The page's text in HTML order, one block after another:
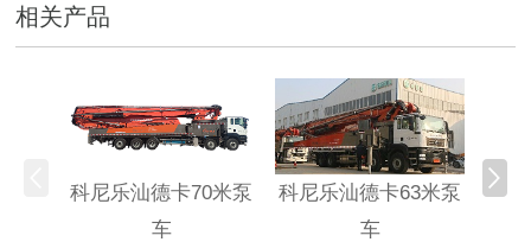
相关产品
科尼乐汕德卡70米泵
车
科尼乐汕德卡63米泵
车
科